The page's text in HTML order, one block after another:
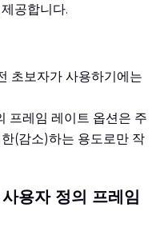
공합니다.
초보자가 사용하기에는
레임 레이트 옵션은 주
(감소)하는 용도로만 작
용자 정의 프레임